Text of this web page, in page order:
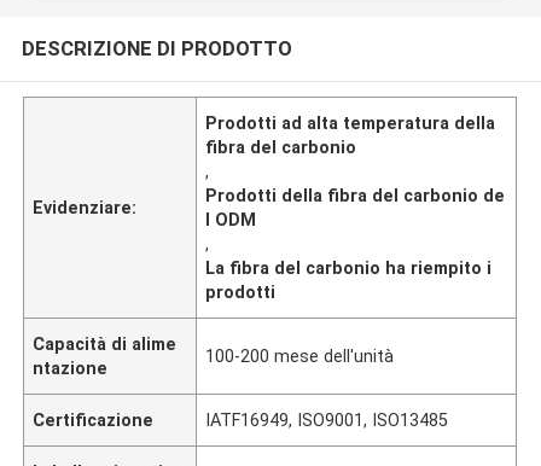
DESCRIZIONE DI PRODOTTO
Evidenziare:
Prodotti ad alta temperatura della
fibra del carbonio
,
Prodotti della fibra del carbonio de
l ODM
,
La fibra del carbonio ha riempito i
prodotti
Capacità di alime
ntazione
100-200 mese dell'unità
Certificazione IATF16949, ISO9001, ISO13485